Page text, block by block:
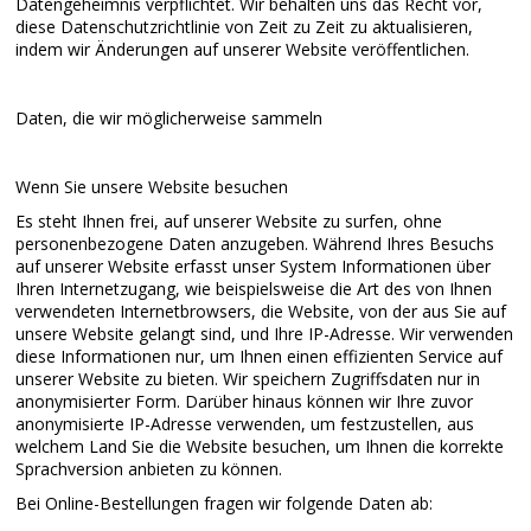
diese Datenschutzrichtlinie von Zeit zu Zeit zu aktualisieren,
indem wir Änderungen auf unserer Website veröffentlichen.
Daten, die wir möglicherweise sammeln
Wenn Sie unsere Website besuchen
Es steht Ihnen frei, auf unserer Website zu surfen, ohne
personenbezogene Daten anzugeben. Während Ihres Besuchs
auf unserer Website erfasst unser System Informationen über
Ihren Internetzugang, wie beispielsweise die Art des von Ihnen
verwendeten Internetbrowsers, die Website, von der aus Sie auf
unsere Website gelangt sind, und Ihre IP-Adresse. Wir verwenden
diese Informationen nur, um Ihnen einen effizienten Service auf
unserer Website zu bieten. Wir speichern Zugriffsdaten nur in
anonymisierter Form. Darüber hinaus können wir Ihre zuvor
anonymisierte IP-Adresse verwenden, um festzustellen, aus
welchem ​​Land Sie die Website besuchen, um Ihnen die korrekte
Sprachversion anbieten zu können.
Bei Online-Bestellungen fragen wir folgende Daten ab: